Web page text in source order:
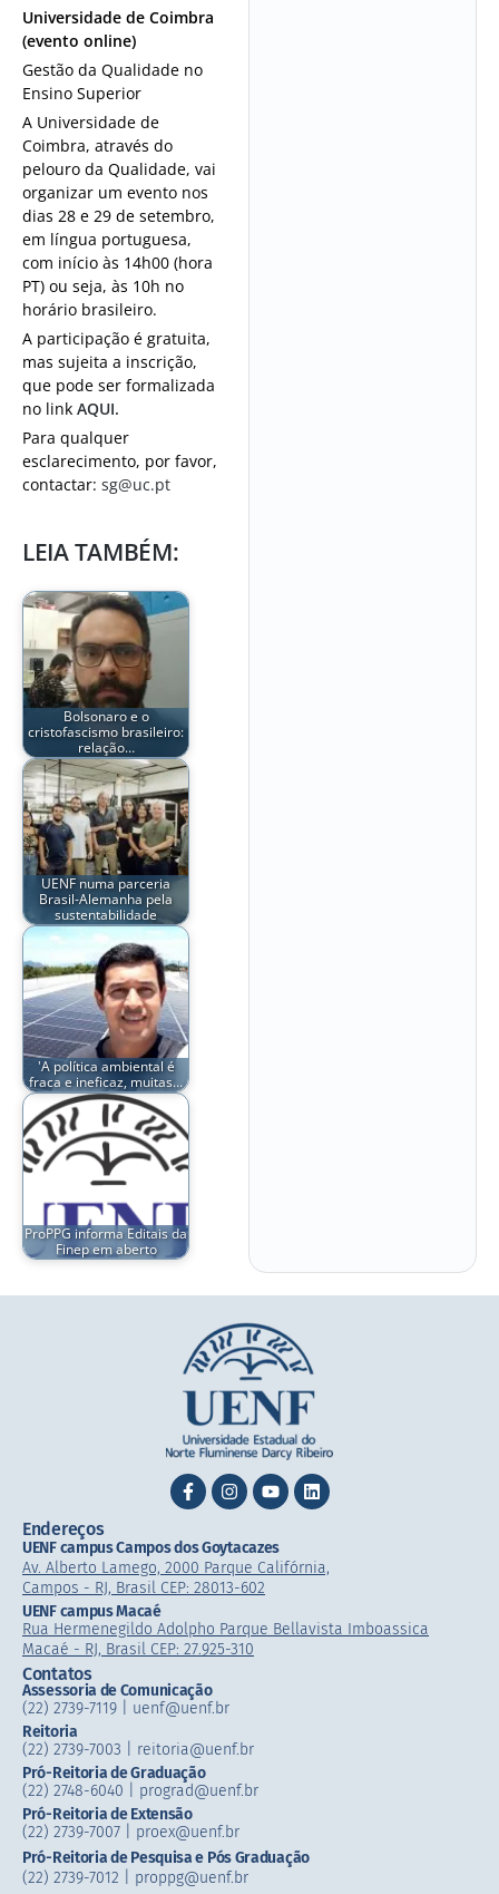
Universidade de Coimbra
(evento online)
Gestão da Qualidade no
Ensino Superior
A Universidade de
Coimbra, através do
pelouro da Qualidade, vai
organizar um evento nos
dias 28 e 29 de setembro,
em língua portuguesa,
com início às 14h00 (hora
PT) ou seja, às 10h no
horário brasileiro.
A participação é gratuita,
mas sujeita a inscrição,
que pode ser formalizada
no link AQUI.
Para qualquer
esclarecimento, por favor,
contactar: sg@uc.pt
LEIA TAMBÉM:
Bolsonaro e o
cristofascismo brasileiro:
relação…
UENF numa parceria
Brasil-Alemanha pela
sustentabilidade
'A política ambiental é
fraca e ineficaz, muitas…
ProPPG informa Editais da
Finep em aberto
Endereços
UENF campus Campos dos Goytacazes
Av. Alberto Lamego, 2000 Parque Califórnia,
Campos - RJ, Brasil CEP: 28013-602
UENF campus Macaé
Rua Hermenegildo Adolpho Parque Bellavista Imboassica
Macaé - RJ, Brasil CEP: 27.925-310
Contatos
Assessoria de Comunicação
(22) 2739-7119 | uenf@uenf.br
Reitoria
(22) 2739-7003 |​ reitoria@uenf.br
Pró-Reitoria de Graduação
(22) 2748-6040 | prograd@uenf.br
Pró-Reitoria de Extensão
(22) 2739-7007​ | proex@uenf.br
Pró-Reitoria de Pesquisa e Pós Graduação
(22) 2739-7012 | proppg@uenf.br